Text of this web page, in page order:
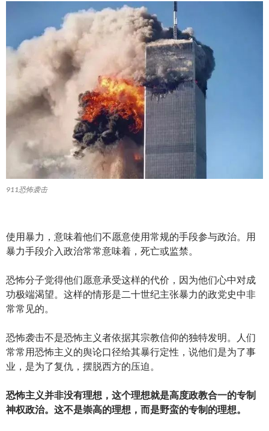
911恐怖袭击
使用暴力，意味着他们不愿意使用常规的手段参与政治。用
暴力手段介入政治常常意味着，死亡或监禁。
恐怖分子觉得他们愿意承受这样的代价，因为他们心中对成
功极端渴望。这样的情形是二十世纪主张暴力的政党史中非
常常见的。
恐怖袭击不是恐怖主义者依据其宗教信仰的独特发明。人们
常常用恐怖主义的舆论口径给其暴行定性，说他们是为了事
业，是为了复仇，摆脱西方的压迫。
恐怖主义并非没有理想，这个理想就是高度政教合一的专制
神权政治。这不是崇高的理想，而是野蛮的专制的理想。